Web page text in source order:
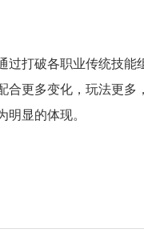
过打破各职业传统技
合更多变化，玩法更
显的体现。